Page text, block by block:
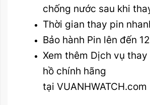
chống nước sau khi
Thời gian thay pin
Bảo hành Pin lên đến
Xem thêm Dịch vụ
hồ chính hãng
tại VUANHWATCH.com